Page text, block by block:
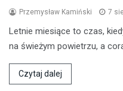
Przemysław Kamiński 7
Letnie miesiące to czas,
na świeżym powietrzu, a
Czytaj dalej